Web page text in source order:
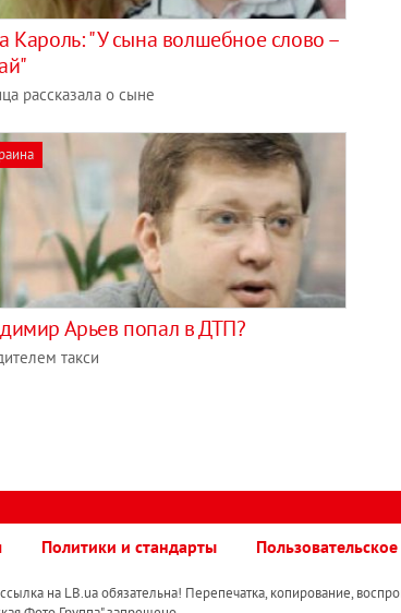
Кароль: "У сына волшебное слово –
рассказала о сыне
Арьев попал в ДТП?
такси
Политики и стандарты
на LB.ua обязательна! Перепечатка, копирование,